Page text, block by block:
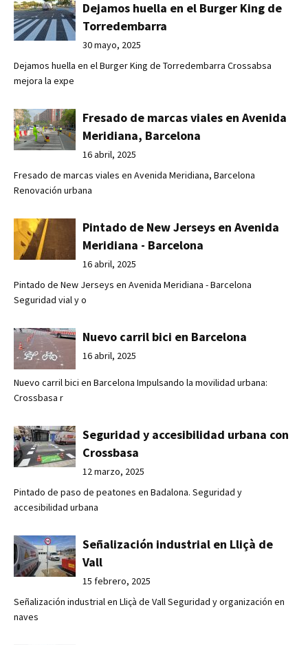
Dejamos huella en el Burger King de
Torredembarra
30 mayo, 2025
Dejamos huella en el Burger King de Torredembarra Crossabsa
mejora la expe
Fresado de marcas viales en Avenida
Meridiana, Barcelona
16 abril, 2025
Fresado de marcas viales en Avenida Meridiana, Barcelona
Renovación urbana
Pintado de New Jerseys en Avenida
Meridiana - Barcelona
16 abril, 2025
Pintado de New Jerseys en Avenida Meridiana - Barcelona
Seguridad vial y o
Nuevo carril bici en Barcelona
16 abril, 2025
Nuevo carril bici en Barcelona Impulsando la movilidad urbana:
Crossbasa r
Seguridad y accesibilidad urbana con
Crossbasa
12 marzo, 2025
Pintado de paso de peatones en Badalona. Seguridad y
accesibilidad urbana
Señalización industrial en Lliçà de
Vall
15 febrero, 2025
Señalización industrial en Lliçà de Vall Seguridad y organización en
naves